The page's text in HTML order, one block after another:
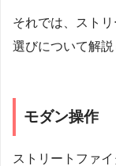
それでは、スト
選びについて解説
モダン操作
ストリートファ